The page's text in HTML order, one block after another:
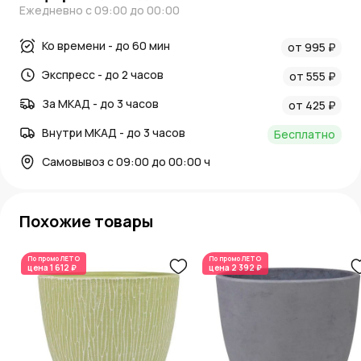
Ежедневно с 09:00 до 00:00
Ко времени - до 60 мин
от 995 ₽
Экспресс - до 2 часов
от 555 ₽
За МКАД - до 3 часов
от 425 ₽
Внутри МКАД - до 3 часов
Бесплатно
Самовывоз с 09:00 до 00:00 ч
Похожие товары
По промоЛЕТО
цена 1 612 ₽
По промоЛЕТО
цена 2 392 ₽